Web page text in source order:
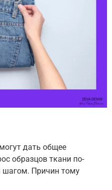
дать общее
образцов ткани по-
шагом. Причин тому